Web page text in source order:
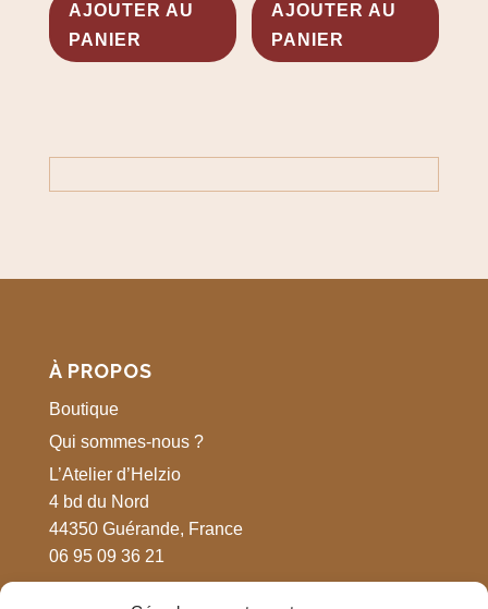
AJOUTER AU
PANIER
AJOUTER AU
PANIER
À PROPOS
Boutique
Qui sommes-nous ?
L’Atelier d’Helzio
4 bd du Nord
44350 Guérande, France
06 95 09 36 21